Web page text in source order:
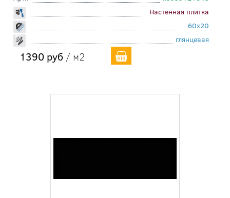
Настенная плитка
60x20
глянцевая
1390 руб / м2